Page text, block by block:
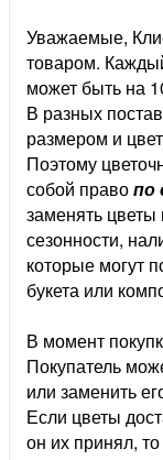
Уважаемые,
товаром.
может быть на
В разных
размером и
Поэтому
собой правопо
заменять цветы
сезонности,
которые могут
букета или
В момент
Покупатель
или заменить
Если цветы
он их принял,